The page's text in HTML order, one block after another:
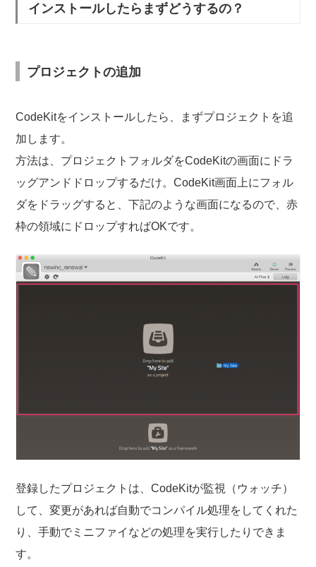
インストールしたらまずどうするの？
プロジェクトの追加
CodeKitをインストールしたら、まずプロジェクトを追
加します。
方法は、プロジェクトフォルダをCodeKitの画面にドラ
ッグアンドドロップするだけ。CodeKit画面上にフォル
ダをドラッグすると、下記のような画面になるので、赤
枠の領域にドロップすればOKです。
登録したプロジェクトは、CodeKitが監視（ウォッチ）
して、変更があれば自動でコンパイル処理をしてくれた
り、手動でミニファイなどの処理を実行したりできま
す。